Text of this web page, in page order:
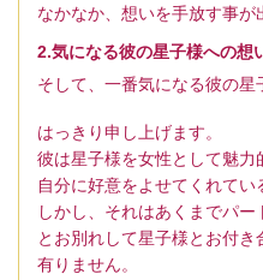
なかなか、想いを手放す事が
2.気になる彼の星子様への想
そして、一番気になる彼の星
はっきり申し上げます。
彼は星子様を女性として魅力
自分に好意をよせてくれてい
しかし、それはあくまでパ
とお別れして星子様とお付
有りません。